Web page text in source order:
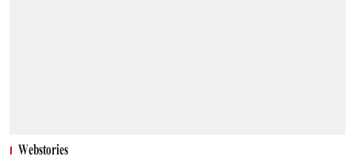
Webstories